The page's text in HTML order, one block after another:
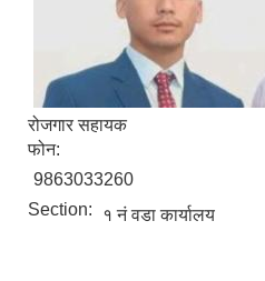
रोजगार सहायक
फोन:
9863033260
Section:
१ नं वडा कार्यालय